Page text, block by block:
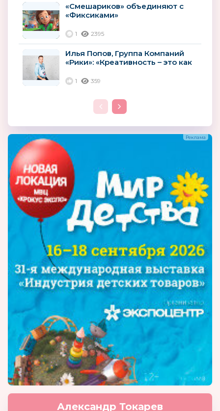
«Смешариков» объединяют с
«Фиксиками»
1 2395
Илья Попов, Группа Компаний
«Рики»: «Креативность – это как
1 359
Александр Токарев